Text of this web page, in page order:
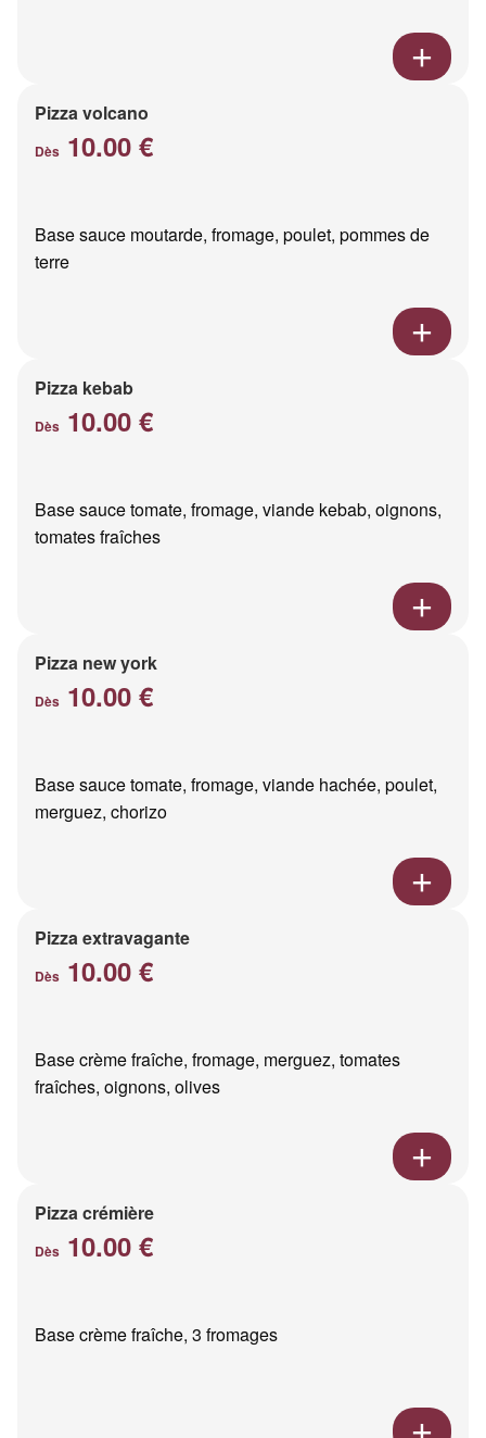
Pizza volcano
Dès 10.00 €
Base sauce moutarde, fromage, poulet, pommes de
terre
Pizza kebab
Dès 10.00 €
Base sauce tomate, fromage, viande kebab, oignons,
tomates fraîches
Pizza new york
Dès 10.00 €
Base sauce tomate, fromage, viande hachée, poulet,
merguez, chorizo
Pizza extravagante
Dès 10.00 €
Base crème fraîche, fromage, merguez, tomates
fraîches, oignons, olives
Pizza crémière
Dès 10.00 €
Base crème fraîche, 3 fromages